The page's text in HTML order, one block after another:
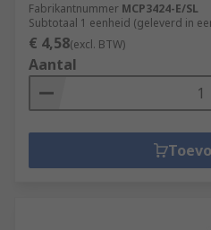
Fabrikantnummer MCP3424-E/SL
Subtotaal 1 eenheid (geleverd in
€ 4,58(excl. BTW)
Aantal